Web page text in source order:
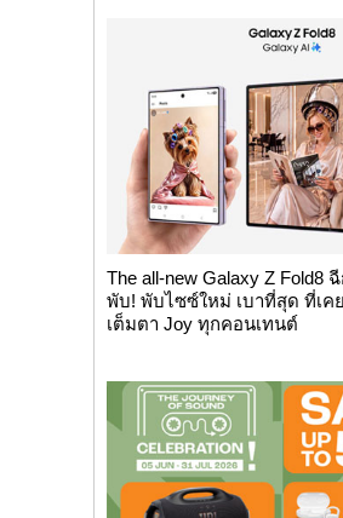
The all-new Galaxy Z Fold8
พับ! พับไซซ์ใหม่ เบาที่สุด ที่เค
เต็มตา Joy ทุกคอนเทนต์